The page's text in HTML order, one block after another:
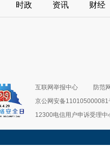
时政 资讯 财经
互联网举报中心
防范
京公网安备110105000081
12300电信用户申诉受理中